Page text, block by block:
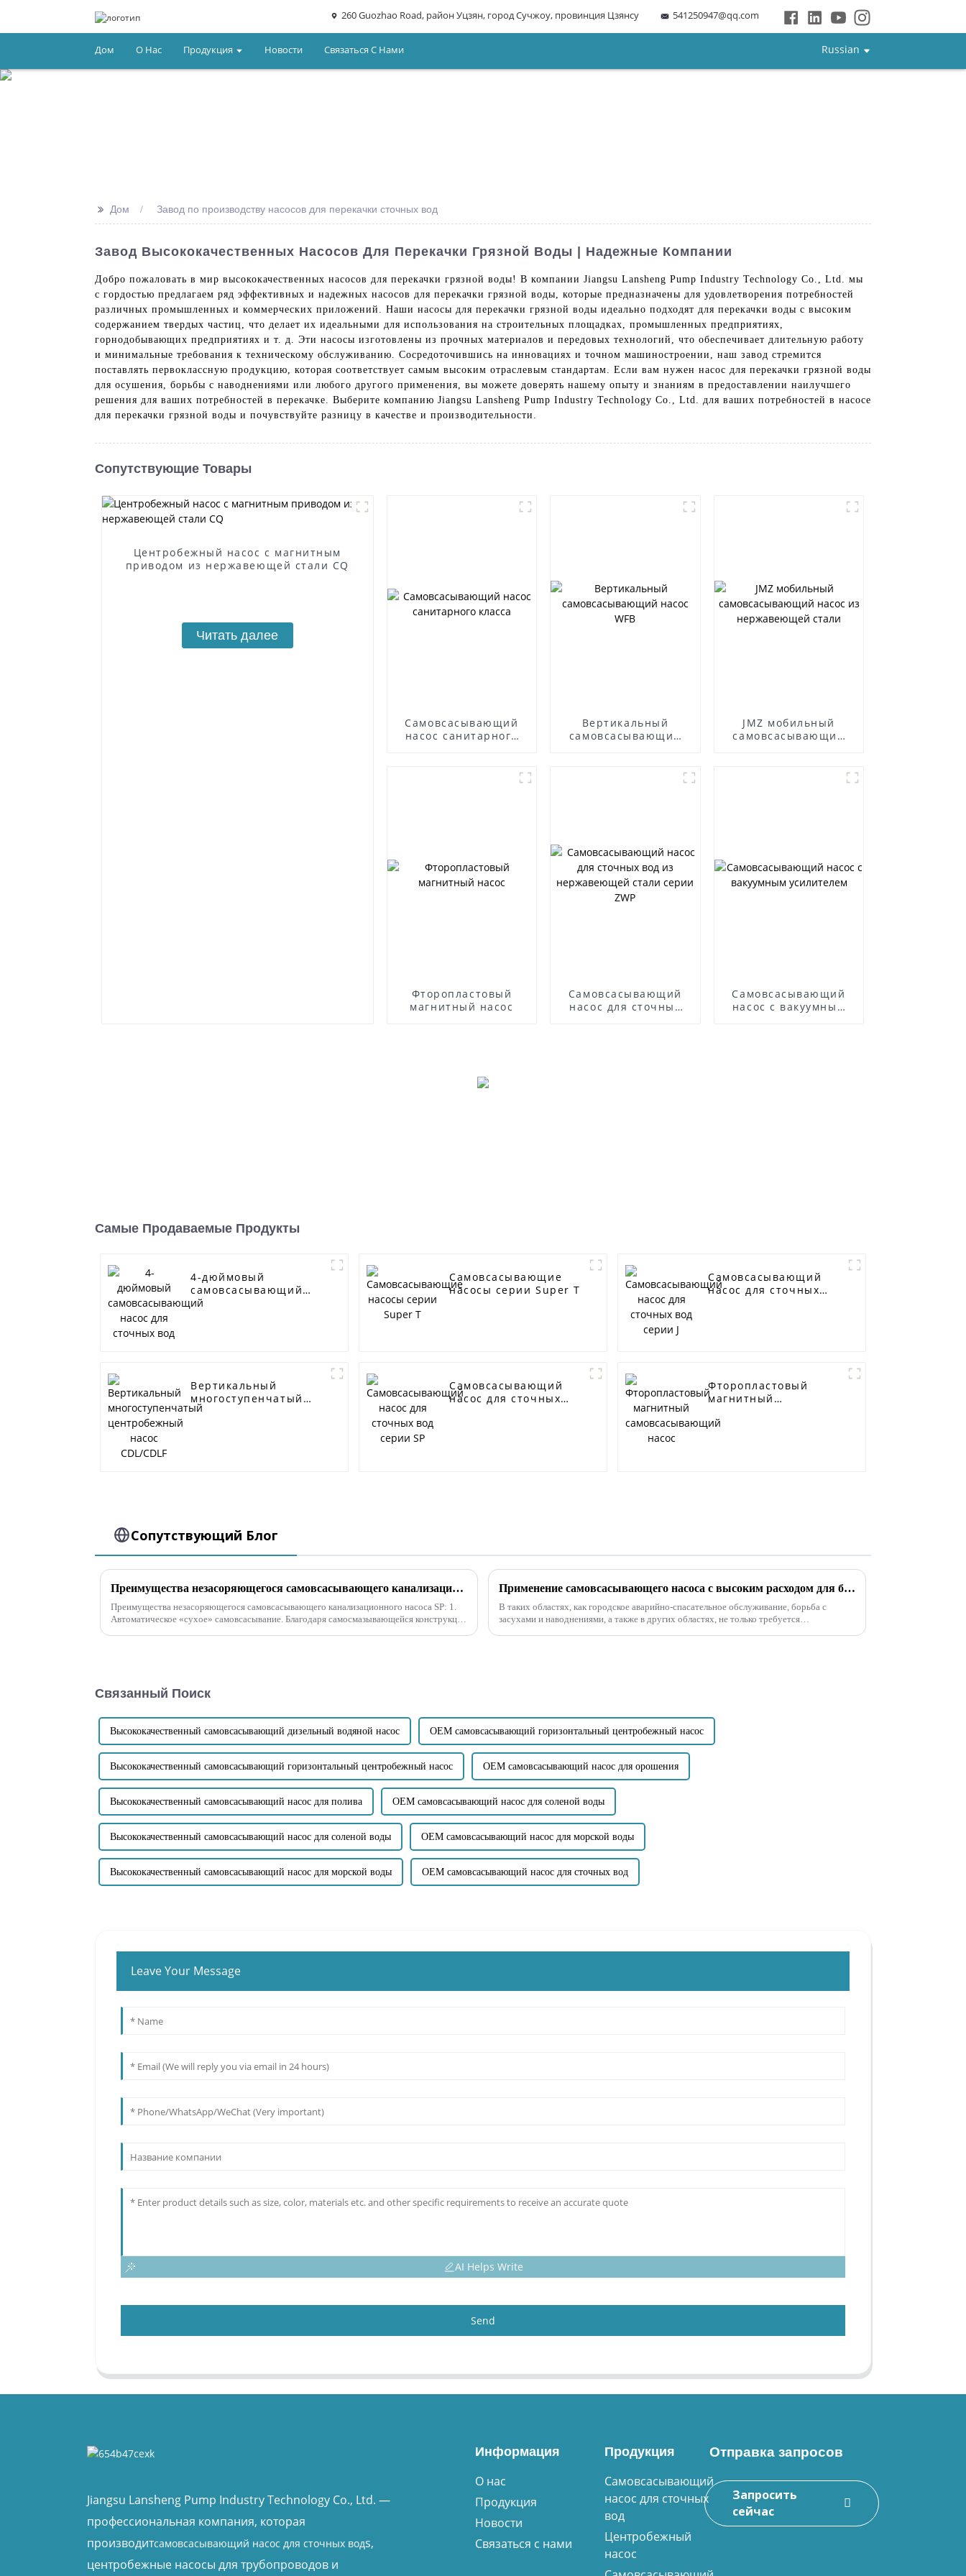
260 Guozhao Road, район Уцзян, город Сучжоу, провинция Цзянсу 541250947@qq.com
Дом О Нас Продукция Новости Связаться С Нами Russian
>> Дом Завод по производству насосов для перекачки сточных вод
Завод Высококачественных Насосов Для Перекачки Грязной Воды | Надежные Компании
Добро пожаловать в мир высококачественных насосов для перекачки грязной воды! В компании Jiangsu Lansheng Pump Industry Technology Co., Ltd. мы
с гордостью предлагаем ряд эффективных и надежных насосов для перекачки грязной воды, которые предназначены для удовлетворения потребностей
различных промышленных и коммерческих приложений. Наши насосы для перекачки грязной воды идеально подходят для перекачки воды с высоким
содержанием твердых частиц, что делает их идеальными для использования на строительных площадках, промышленных предприятиях,
горнодобывающих предприятиях и т. д. Эти насосы изготовлены из прочных материалов и передовых технологий, что обеспечивает длительную работу
и минимальные требования к техническому обслуживанию. Сосредоточившись на инновациях и точном машиностроении, наш завод стремится
поставлять первоклассную продукцию, которая соответствует самым высоким отраслевым стандартам. Если вам нужен насос для перекачки грязной воды
для осушения, борьбы с наводнениями или любого другого применения, вы можете доверять нашему опыту и знаниям в предоставлении наилучшего
решения для ваших потребностей в перекачке. Выберите компанию Jiangsu Lansheng Pump Industry Technology Co., Ltd. для ваших потребностей в насосе
для перекачки грязной воды и почувствуйте разницу в качестве и производительности.
Сопутствующие Товары
Центробежный насос с магнитным
приводом из нержавеющей стали CQ
Читать далее
Самовсасывающий
насос санитарного
Вертикальный
самовсасывающий
JMZ мобильный
самовсасывающий
Фторопластовый
магнитный насос
Самовсасывающий
насос для сточных
Самовсасывающий
насос с вакуумным
Самые Продаваемые Продукты
4-дюймовый
самовсасывающий
насос для сточных
Самовсасывающие
насосы серии Super T
Самовсасывающий
насос для сточных
Вертикальный
многоступенчатый
центробежный насос
Самовсасывающий
насос для сточных
Фторопластовый
магнитный
насос
Сопутствующий Блог
Преимущества незасоряющегося самовсасывающего канализационного насоса SP
Преимущества незасоряющегося самовсасывающего канализационного насоса SP: 1.
Автоматическое «сухое» самовсасывание. Благодаря самосмазывающейся конструкции
Применение самовсасывающего насоса с высоким расходом для борьбы с наводнениями и дренажа
В таких областях, как городское аварийно-спасательное обслуживание, борьба с
засухами и наводнениями, а также в других областях, не только требуется
Связанный Поиск
Высококачественный самовсасывающий дизельный водяной насос OEM самовсасывающий горизонтальный центробежный насос
Высококачественный самовсасывающий горизонтальный центробежный насос OEM самовсасывающий насос для орошения
Высококачественный самовсасывающий насос для полива OEM самовсасывающий насос для соленой воды
Высококачественный самовсасывающий насос для соленой воды OEM самовсасывающий насос для морской воды
Высококачественный самовсасывающий насос для морской воды OEM самовсасывающий насос для сточных вод
Leave Your Message
AI Helps Write
Send
Jiangsu Lansheng Pump Industry Technology Co., Ltd. —
профессиональная компания, которая
производитсамовсасывающий насос для сточных водs,
центробежные насосы для трубопроводов и
Информация
О нас
Продукция
Новости
Связаться с нами
Продукция
Самовсасывающий
насос для сточных
вод
Центробежный
насос
Отправка запросов
Запросить
сейчас